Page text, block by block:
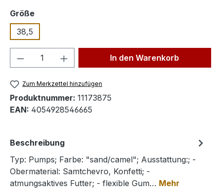
Größeauswählen
38,5
Produkt Anzahl: Gib denIn den Warenkorb
Zum Merkzettel hinzufügen
Produktnummer: 11173875
EAN: 4054928546665
Beschreibung
Typ: Pumps; Farbe: "sand/camel"; Ausstattung:; -
Obermaterial: Samtchevro, Konfetti; -
atmungsaktives Futter; - flexible Gum… Mehr